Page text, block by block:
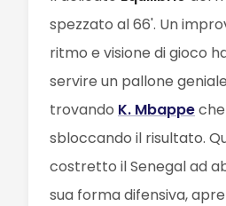
spezzato al 66'. Un
ritmo e visione di gioco
servire un pallone
trovando K. Mbappe
sbloccando il risultato.
costretto il Senegal ad
sua forma difensiva,